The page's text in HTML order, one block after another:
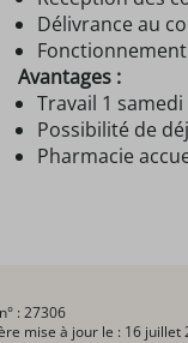
Délivrance au
Avantages :
Travail 1
Possibilité de
Pharmacie
: 27306
mise à jour le : 16 juillet